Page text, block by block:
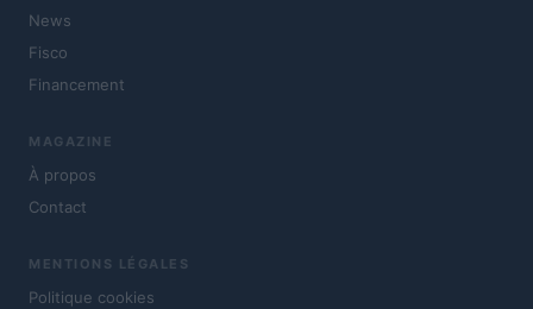
News
Fisco
Financement
MAGAZINE
À propos
Contact
MENTIONS LÉGALES
Politique cookies